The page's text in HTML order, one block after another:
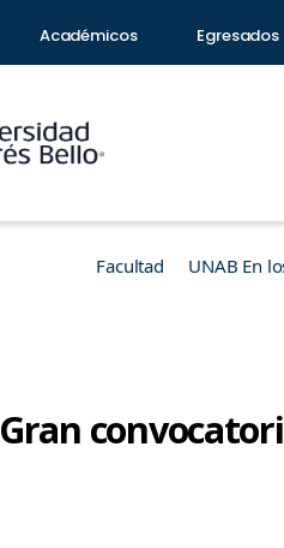
Académicos Egresados
Facultad UNAB En
Gran